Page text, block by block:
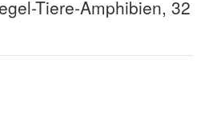
Tiere-Amphibien, 32